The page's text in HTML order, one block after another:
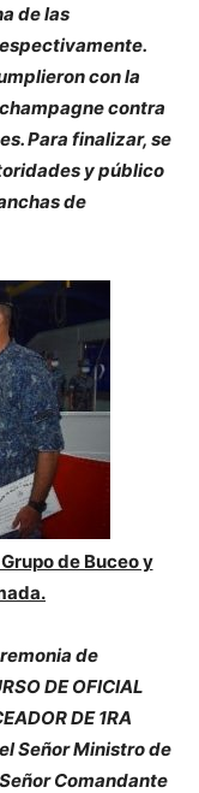
de las
con la
contra
Para finalizar, se
y público
de
de Buceo y
de
DE OFICIAL
DE 1RA
Señor Ministro de
Comandante